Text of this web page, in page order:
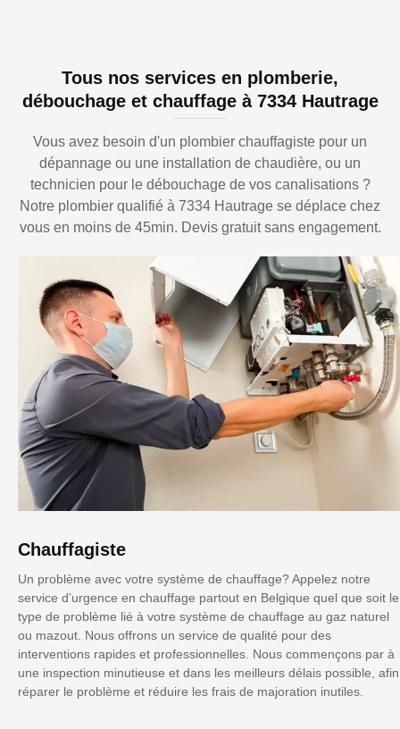
Tous nos services en plomberie,
débouchage et chauffage à 7334 Hautrage
Vous avez besoin d'un plombier chauffagiste pour un
dépannage ou une installation de chaudière, ou un
technicien pour le débouchage de vos canalisations ?
Notre plombier qualifié à 7334 Hautrage se déplace chez
vous en moins de 45min. Devis gratuit sans engagement.
Chauffagiste
Un problème avec votre système de chauffage? Appelez notre
service d’urgence en chauffage partout en Belgique quel que soit le
type de problème lié à votre système de chauffage au gaz naturel
ou mazout. Nous offrons un service de qualité pour des
interventions rapides et professionnelles. Nous commençons par à
une inspection minutieuse et dans les meilleurs délais possible, afin
réparer le problème et réduire les frais de majoration inutiles.